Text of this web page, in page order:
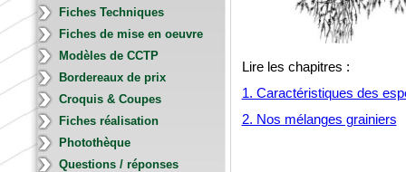
Fiches Techniques
Fiches de mise en oeuvre
Modèles de CCTP
Bordereaux de prix
Croquis & Coupes
Fiches réalisation
Photothèque
Questions / réponses
Lire les chapitres :
1. Caractéristiques des
2. Nos mélanges grainiers